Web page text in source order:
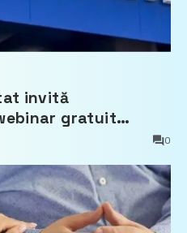
invită
gratuit
pe bunurile
0